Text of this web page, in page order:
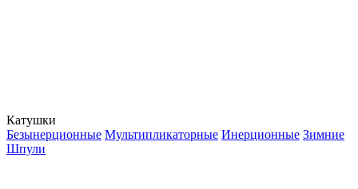
Катушки
Безынерционные Мультипликаторные Инерционные Зимние
Шпули